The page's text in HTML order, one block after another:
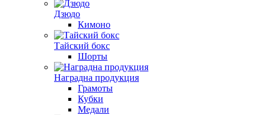
Дзюдо
Кимоно
Тайский бокс
Шорты
Наградна продукция
Грамоты
Кубки
Медали